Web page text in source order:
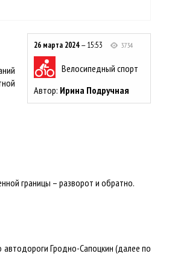
26 марта 2024— 15:53 3734
Велосипедный спорт
Автор: Ирина Подручная
границы – разворот и обратно.
Гродно-Сапоцкин (далее по